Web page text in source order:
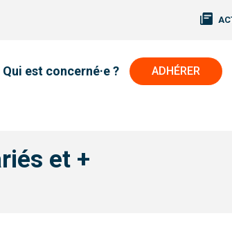
Qui est concerné·e ? ADHÉRER
et +